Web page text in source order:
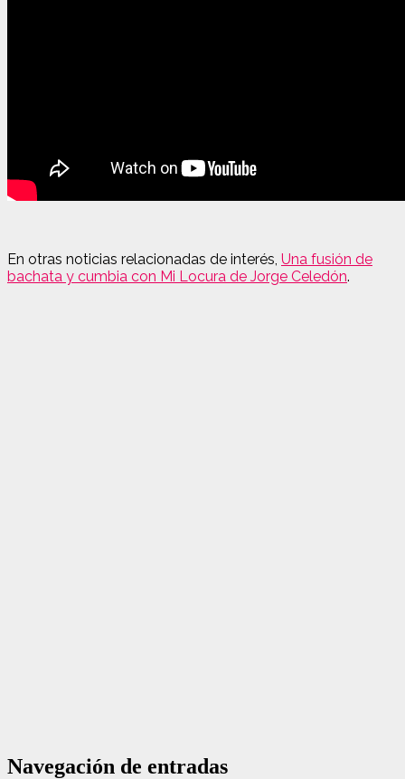
En otras noticias relacionadas de interés, Una fusión de
bachata y cumbia con Mi Locura de Jorge Celedón.
Navegación de entradas